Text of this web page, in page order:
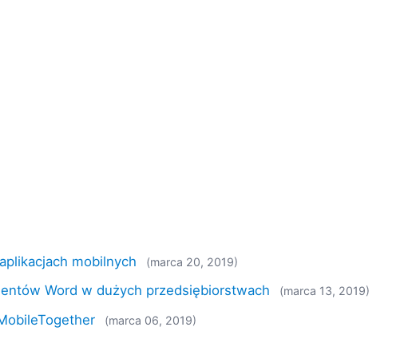
mobilnych (marca 20, 2019)
Word w dużych przedsiębiorstwach (marca 13, 2019)
(marca 06, 2019)